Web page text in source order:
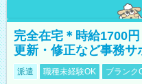
完全在宅＊時給1700
更新・修正など事務サ
派遣 職種未経験OK ブランク